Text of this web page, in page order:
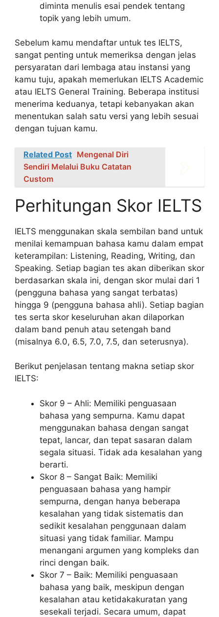
diminta menulis esai pendek tentang
topik yang lebih umum.
Sebelum kamu mendaftar untuk tes IELTS,
sangat penting untuk memeriksa dengan jelas
persyaratan dari lembaga atau instansi yang
kamu tuju, apakah memerlukan IELTS Academic
atau IELTS General Training. Beberapa institusi
menerima keduanya, tetapi kebanyakan akan
menentukan salah satu versi yang lebih sesuai
dengan tujuan kamu.
Related Post Mengenal Diri
Sendiri Melalui Buku Catatan
Custom
Perhitungan Skor IELTS
IELTS menggunakan skala sembilan band untuk
menilai kemampuan bahasa kamu dalam empat
keterampilan: Listening, Reading, Writing, dan
Speaking. Setiap bagian tes akan diberikan skor
berdasarkan skala ini, dengan skor mulai dari 1
(pengguna bahasa yang sangat terbatas)
hingga 9 (pengguna bahasa ahli). Setiap bagian
tes serta skor keseluruhan akan dilaporkan
dalam band penuh atau setengah band
(misalnya 6.0, 6.5, 7.0, 7.5, dan seterusnya).
Berikut penjelasan tentang makna setiap skor
IELTS:
Skor 9 – Ahli: Memiliki penguasaan
bahasa yang sempurna. Kamu dapat
menggunakan bahasa dengan sangat
tepat, lancar, dan tepat sasaran dalam
segala situasi. Tidak ada kesalahan yang
berarti.
Skor 8 – Sangat Baik: Memiliki
penguasaan bahasa yang hampir
sempurna, dengan hanya beberapa
kesalahan yang tidak sistematis dan
sedikit kesalahan penggunaan dalam
situasi yang tidak familiar. Mampu
menangani argumen yang kompleks dan
rinci dengan baik.
Skor 7 – Baik: Memiliki penguasaan
bahasa yang baik, meskipun dengan
kesalahan atau ketidakakuratan yang
sesekali terjadi. Secara umum, dapat